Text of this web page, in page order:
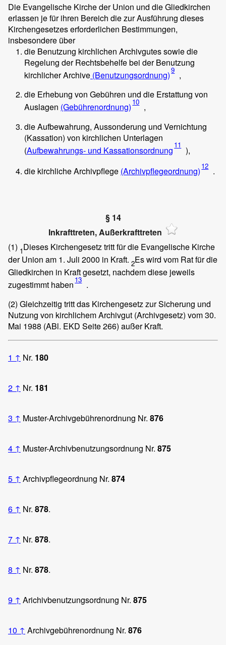
Die Evangelische Kirche der Union und die Gliedkirchen
erlassen je für ihren Bereich die zur Ausführung dieses
Kirchengesetzes erforderlichen Bestimmungen,
insbesondere über
die Benutzung kirchlichen Archivgutes sowie die
Regelung der Rechtsbehelfe bei der Benutzung
kirchlicher Archive (Benutzungsordnung)9 ,
die Erhebung von Gebühren und die Erstattung von
Auslagen (Gebührenordnung) 10 ,
die Aufbewahrung, Aussonderung und Vernichtung
(Kassation) von kirchlichen Unterlagen
(Aufbewahrungs- und Kassationsordnung 11 ),
die kirchliche Archivpflege (Archivpflegeordnung) 12 .
§ 14
Inkrafttreten, Außerkrafttreten
(1) 1Dieses Kirchengesetz tritt für die Evangelische Kirche
der Union am 1. Juli 2000 in Kraft. 2Es wird vom Rat für die
Gliedkirchen in Kraft gesetzt, nachdem diese jeweils
zugestimmt haben 13 .
(2) Gleichzeitig tritt das Kirchengesetz zur Sicherung und
Nutzung von kirchlichem Archivgut (Archivgesetz) vom 30.
Mai 1988 (ABl. EKD Seite 266) außer Kraft.
1 ↑ Nr. 180
2 ↑ Nr. 181
3 ↑ Muster-Archivgebührenordnung Nr. 876
4 ↑ Muster-Archivbenutzungsordnung Nr. 875
5 ↑ Archivpflegeordnung Nr. 874
6 ↑ Nr. 878.
7 ↑ Nr. 878.
8 ↑ Nr. 878.
9 ↑ Arichivbenutzungsordnung Nr. 875
10 ↑ Archivgebührenordnung Nr. 876